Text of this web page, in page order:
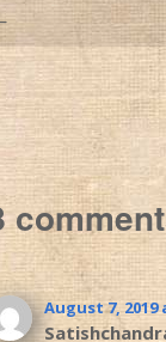
August 7, 2019